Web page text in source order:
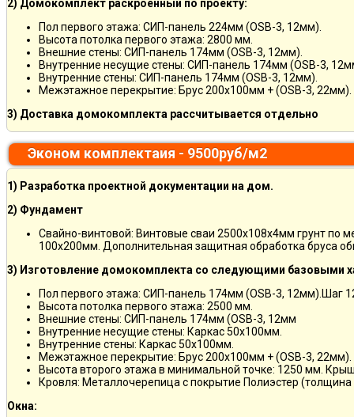
2) Домокомплект раскроенный по проекту:
Пол первого этажа: СИП-панель 224мм (OSB-3, 12мм).
Высота потолка первого этажа: 2800 мм.
Внешние стены: СИП-панель 174мм (OSB-3, 12мм).
Внутренние несущие стены: СИП-панель 174мм (OSB-3,
Внутренние стены: СИП-панель 174мм (OSB-3, 12мм).
Межэтажное перекрытие: Брус 200х100мм + (OSB-3, 22мм).
3) Доставка домокомплекта рассчитывается отдельно
Эконом комплектаия - 9500руб/м2
1) Разработка проектной документации на дом.
2) Фундамент
Свайно-винтовой: Винтовые сваи 2500х108х4мм грунт по
100х200мм. Дополнительная защитная обработка бруса
3) Изготовление домокомплекта со следующими базовыми
Пол первого этажа: СИП-панель 174мм (OSB-3, 12мм).Шаг
Высота потолка первого этажа: 2500 мм.
Внешние стены: СИП-панель 174мм (OSB-3, 12мм
Внутренние несущие стены: Каркас 50х100мм.
Внутренние стены: Каркас 50х100мм.
Межэтажное перекрытие: Брус 200х100мм + (OSB-3, 22мм).
Высота второго этажа в минимальной точке: 1250 мм.
Кровля: Металлочерепица с покрытие Полиэстер
Окна: